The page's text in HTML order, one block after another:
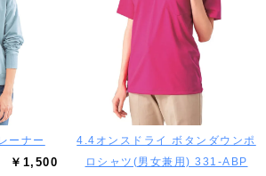
ーナー
￥1,500
4.4オンスドライ ボタンダウンポ
ロシャツ(男女兼用) 331-ABP